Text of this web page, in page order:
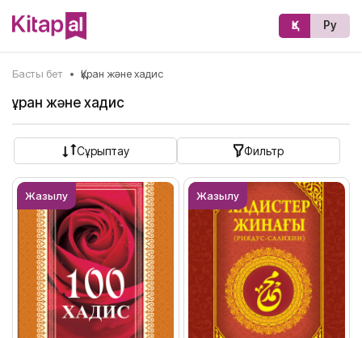
Қз Ру
Басты бет • Құран және хадис
Құран және хадис
Сұрыптау Фильтр
Жазылу Жазылу